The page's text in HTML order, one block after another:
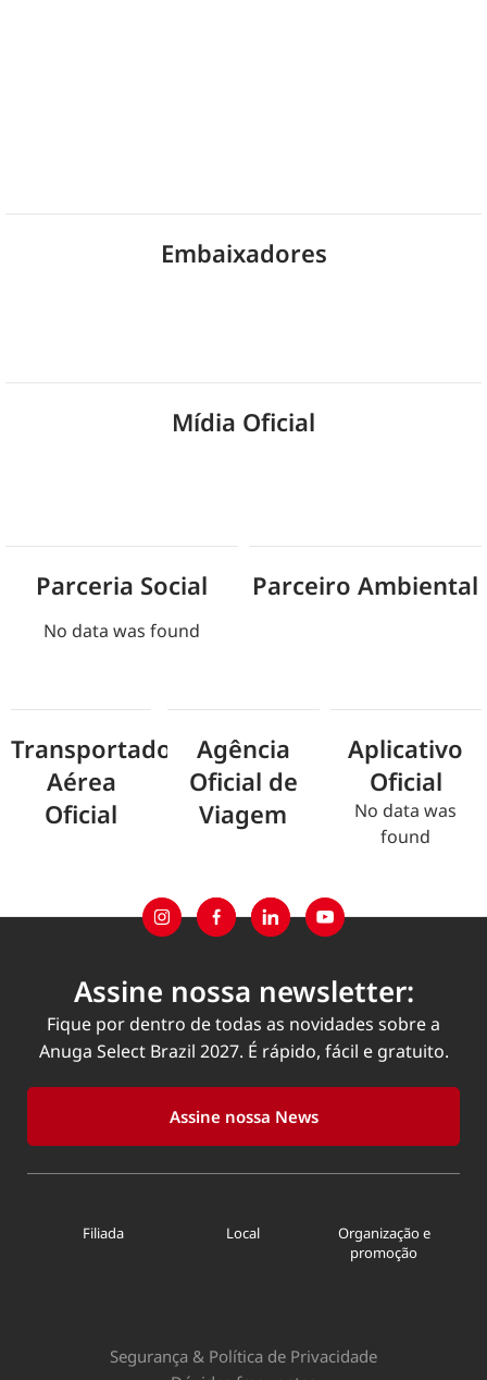
Embaixadores
Mídia Oficial
Parceria Social
No data was found
Parceiro Ambiental
Transportadora
Aérea
Oficial
Agência
Oficial de
Viagem
Aplicativo
Oficial
No data was
found
Assine nossa newsletter:
Fique por dentro de todas as novidades sobre a
Anuga Select Brazil 2027. É rápido, fácil e gratuito.
Assine nossa News
Segurança & Política de Privacidade
Filiada Local
Organização e
promoção